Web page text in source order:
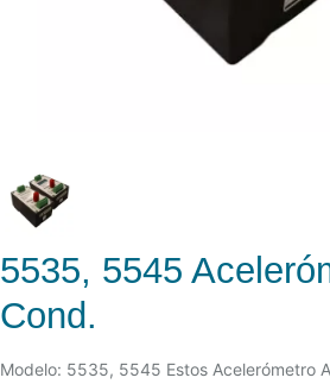
5535, 5545
Cond.
Modelo: 5535, 5545 Estos Acelerómetro